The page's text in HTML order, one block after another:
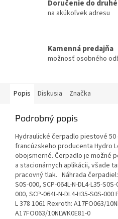
Doručenie do
na akúkoľvek adresu
Kamenná predajňa
možnosť osobného
Popis Diskusia Značka
Podrobný popis
Hydraulické čerpadlo piestové
francúzskeho producenta Hydro
obojsmerné. Čerpadlo je možné
a stacionárnych aplikácii, všade
pracovný tlak. Náhrada čerpadiel:
S0S-000, SCP-064L-N-DL4-L35-
000, SCP-064L-N-DL4-H35-S0S-
L 378 1061 Rexroth: A17FO063/
A17FO063/10NLWK0E81-0